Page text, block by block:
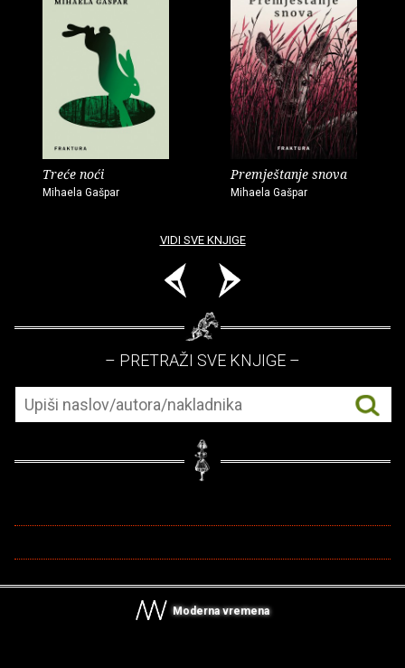
Treće noći
Mihaela Gašpar
Premještanje snova
Mihaela Gašpar
VIDI SVE KNJIGE
– PRETRAŽI SVE KNJIGE –
Moderna vremena